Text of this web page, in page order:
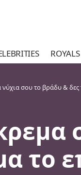
ROYALS
σου το βράδυ &
το